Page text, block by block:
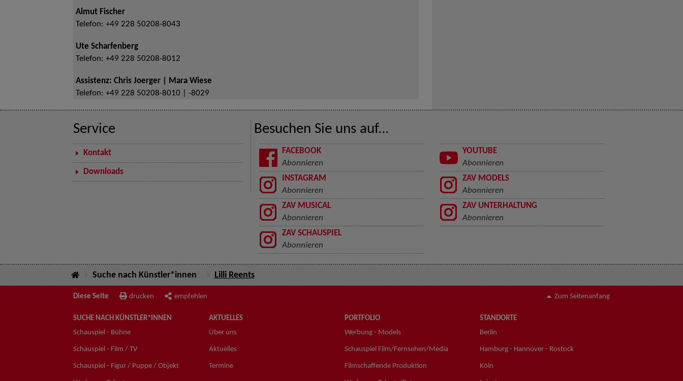
Almut Fischer
Telefon: +49 228 50208-8043
Ute Scharfenberg
Telefon: +49 228 50208-8012
Assistenz: Chris Joerger | Mara Wiese
Telefon: +49 228 50208-8010 | -8029
Service
Kontakt
Downloads
Besuchen Sie uns auf...
FACEBOOK
Abonnieren
YOUTUBE
Abonnieren
INSTAGRAM
Abonnieren
ZAV MODELS
Abonnieren
ZAV MUSICAL
Abonnieren
ZAV UNTERHALTUNG
Abonnieren
ZAV SCHAUSPIEL
Abonnieren
Suche nach Künstler*innen Lilli Reents
Diese Seite drucken empfehlen Zum Seitenanfang
SUCHE NACH KÜNSTLER*INNEN
Schauspiel - Bühne
Schauspiel - Film / TV
Schauspiel - Figur / Puppe / Objekt
AKTUELLES
Über uns
Aktuelles
Termine
PORTFOLIO
Werbung - Models
Schauspiel Film/Fernsehen/Media
Filmschaffende Produktion
STANDORTE
Berlin
Hamburg - Hannover - Rostock
Köln